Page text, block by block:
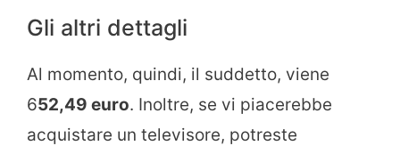
Gli altri dettagli
Al momento, quindi, il suddetto, viene
652,49 euro. Inoltre, se vi piacerebbe
acquistare un televisore, potreste